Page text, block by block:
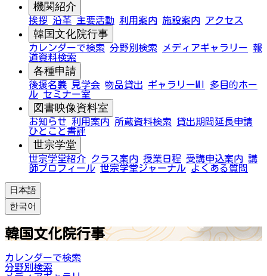
機関紹介
挨拶 沿革 主要活動 利用案内 施設案内 アクセス
韓国文化院行事
カレンダーで検索 分野別検索 メディアギャラリー 報
道資料検索
各種申請
後援名義 見学会 物品貸出 ギャラリーMI
多目的ホー
ル セミナー室
図書映像資料室
お知らせ 利用案内 所蔵資料検索
貸出期間延長申請
ひとこと書評
世宗学堂
世宗学堂紹介 クラス案内 授業日程 受講申込案内 講
師プロフィール 世宗学堂ジャーナル よくある質問
日本語
한국어
韓国文化院行事
カレンダーで検索
分野別検索